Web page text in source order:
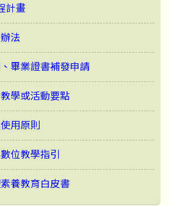
計畫
法
畢業證書補發申請
學或活動要點
用原則
位教學指引
養教育白皮書